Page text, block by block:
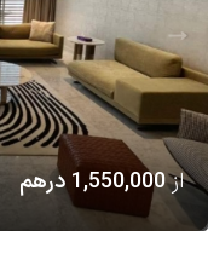
از1,550,000 درهم